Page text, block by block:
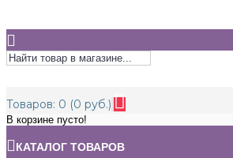
Товаров: 0 (0 руб.)
В корзине пусто!
КАТАЛОГ ТОВАРОВ